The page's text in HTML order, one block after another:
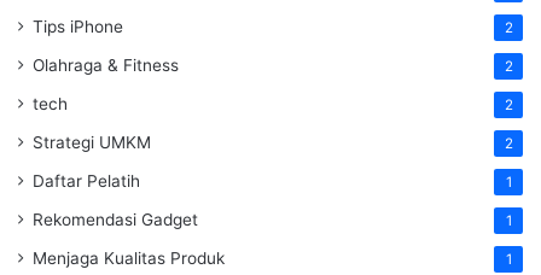
Tips iPhone 2
Olahraga & Fitness 2
tech 2
Strategi UMKM 2
Daftar Pelatih 1
Rekomendasi Gadget 1
Menjaga Kualitas Produk 1